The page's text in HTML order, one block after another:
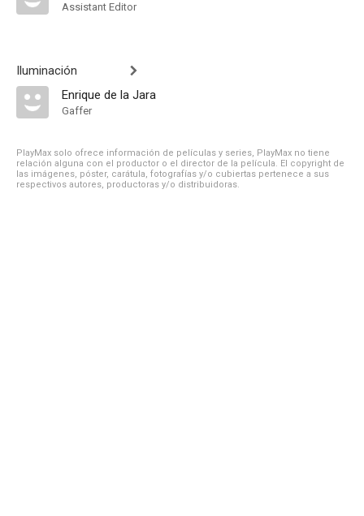
Assistant Editor
Iluminación
Enrique de la Jara
Gaffer
PlayMax solo ofrece información de películas y series, PlayMax no tiene
relación alguna con el productor o el director de la película. El copyright de
las imágenes, póster, carátula, fotografías y/o cubiertas pertenece a sus
respectivos autores, productoras y/o distribuidoras.